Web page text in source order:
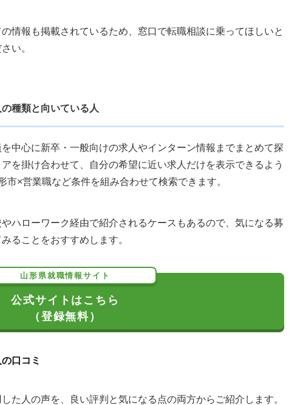
情報も掲載されているため、窓口で転職相談に乗ってほしいと
い。
種類と向いている人
中心に新卒・一般向けの求人やインターン情報までまとめて探
を掛け合わせて、自分の希望に近い求人だけを表示できるよう
市×営業職など条件を組み合わせて検索できます。
ハローワーク経由で紹介されるケースもあるので、気になる募
ることをおすすめします。
山形県就職情報サイト
公式サイトはこちら
（登録無料）
口コミ
た人の声を、良い評判と気になる点の両方からご紹介します。